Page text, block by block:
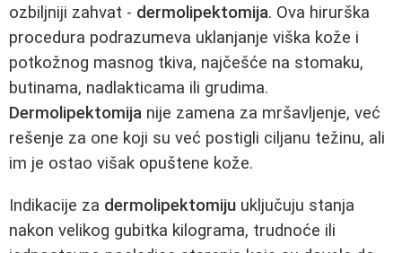
ozbiljniji zahvat - dermolipektomija. Ova hirurška
procedura podrazumeva uklanjanje viška kože i
potkožnog masnog tkiva, najčešće na stomaku,
butinama, nadlakticama ili grudima.
Dermolipektomija nije zamena za mršavljenje, već
rešenje za one koji su već postigli ciljanu težinu, ali
im je ostao višak opuštene kože.
Indikacije za dermolipektomiju uključuju stanja
nakon velikog gubitka kilograma, trudnoće ili